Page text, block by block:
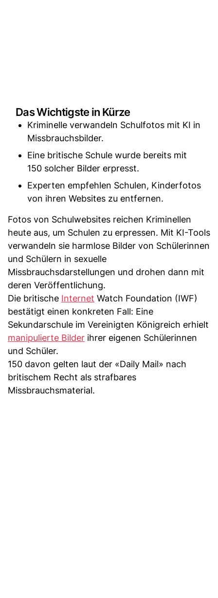
Das Wichtigste in Kürze
Kriminelle verwandeln Schulfotos mit KI in
Missbrauchsbilder.
Eine britische Schule wurde bereits mit
150 solcher Bilder erpresst.
Experten empfehlen Schulen, Kinderfotos
von ihren Websites zu entfernen.
Fotos von Schulwebsites reichen Kriminellen
heute aus, um Schulen zu erpressen. Mit KI-Tools
verwandeln sie harmlose Bilder von Schülerinnen
und Schülern in sexuelle
Missbrauchsdarstellungen und drohen dann mit
deren Veröffentlichung.
Die britische Internet Watch Foundation (IWF)
bestätigt einen konkreten Fall: Eine
Sekundarschule im Vereinigten Königreich erhielt
manipulierte Bilder ihrer eigenen Schülerinnen
und Schüler.
150 davon gelten laut der «Daily Mail» nach
britischem Recht als strafbares
Missbrauchsmaterial.